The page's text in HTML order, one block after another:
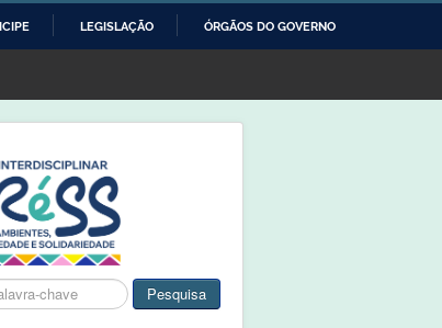
LEGISLAÇÃO ÓRGÃOS DO GOVERNO
Pesquisa